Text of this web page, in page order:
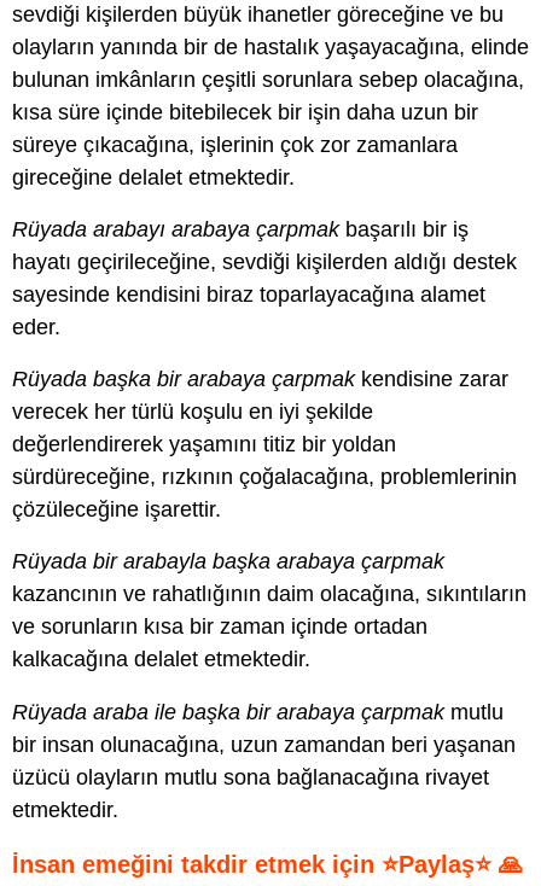
sevdiği kişilerden büyük ihanetler göreceğine ve bu
olayların yanında bir de hastalık yaşayacağına, elinde
bulunan imkânların çeşitli sorunlara sebep olacağına,
kısa süre içinde bitebilecek bir işin daha uzun bir
süreye çıkacağına, işlerinin çok zor zamanlara
gireceğine delalet etmektedir.
Rüyada arabayı arabaya çarpmakbaşarılı bir iş
hayatı geçirileceğine, sevdiği kişilerden aldığı destek
sayesinde kendisini biraz toparlayacağına alamet
eder.
Rüyada başka bir arabaya çarpmakkendisine zarar
verecek her türlü koşulu en iyi şekilde
değerlendirerek yaşamını titiz bir yoldan
sürdüreceğine, rızkının çoğalacağına, problemlerinin
çözüleceğine işarettir.
Rüyada bir arabayla başka arabaya çarpmak
kazancının ve rahatlığının daim olacağına, sıkıntıların
ve sorunların kısa bir zaman içinde ortadan
kalkacağına delalet etmektedir.
Rüyada araba ile başka bir arabaya çarpmakmutlu
bir insan olunacağına, uzun zamandan beri yaşanan
üzücü olayların mutlu sona bağlanacağına rivayet
etmektedir.
İnsan emeğini takdir etmek için ⭐Paylaş⭐ 🙏